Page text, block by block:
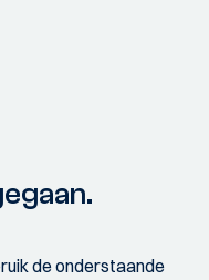
de onderstaande